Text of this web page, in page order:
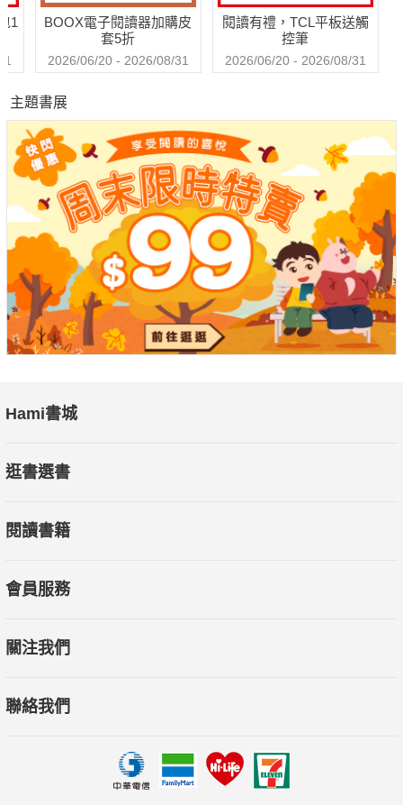
1
BOOX電子閱讀器加購皮
套5折
2026/06/20 - 2026/08/31
閱讀有禮，TCL平板送觸
控筆
2026/06/20 - 2026/08/31
主題書展
Hami書城
逛書選書
閱讀書籍
會員服務
關注我們
聯絡我們